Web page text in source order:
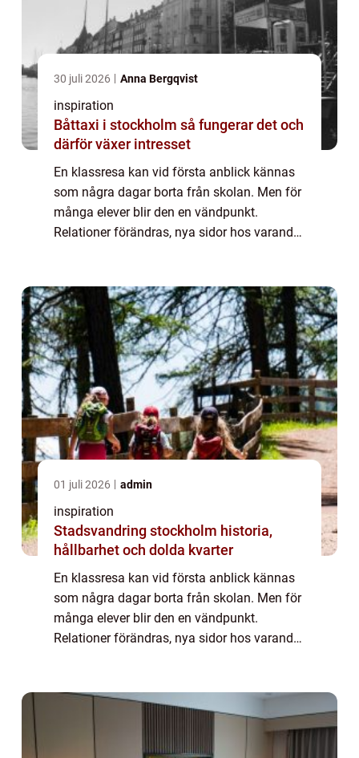
30 juli 2026 Anna Bergqvist
inspiration
Båttaxi i stockholm så fungerar det och
därför växer intresset
En klassresa kan vid första anblick kännas
som några dagar borta från skolan. Men för
många elever blir den en vändpunkt.
Relationer förändras, nya sidor hos varandra
01 juli 2026 admin
inspiration
Stadsvandring stockholm historia,
hållbarhet och dolda kvarter
En klassresa kan vid första anblick kännas
som några dagar borta från skolan. Men för
många elever blir den en vändpunkt.
Relationer förändras, nya sidor hos varandra